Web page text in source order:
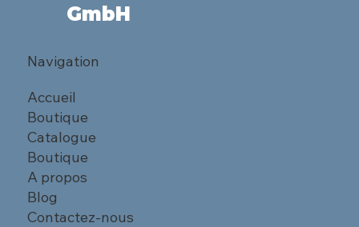
GmbH
Navigation
Accueil
Boutique
Catalogue
Boutique
A propos
Blog
Contactez-nous